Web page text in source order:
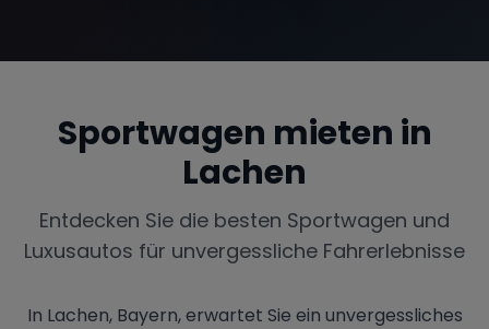
Sportwagen mieten in
Lachen
Entdecken Sie die besten Sportwagen und
Luxusautos für unvergessliche Fahrerlebnisse
In Lachen, Bayern, erwartet Sie ein unvergessliches